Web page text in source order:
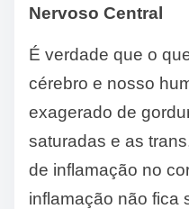
Nervoso Central
É verdade que o
cérebro e nosso
exagerado de
saturadas e as
de inflamação no
inflamação não fica